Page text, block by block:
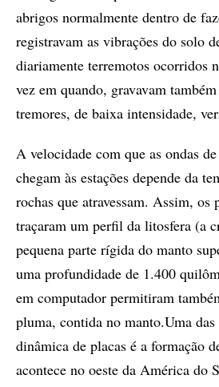
abrigos normalmente dentro de
registravam as vibrações do solo
diariamente terremotos ocorridos
vez em quando, gravavam
tremores, de baixa intensidade,
A velocidade com que as ondas
chegam às estações depende da
rochas que atravessam. Assim, os
traçaram um perfil da litosfera (a
pequena parte rígida do manto
uma profundidade de 1.400
em computador permitiram
pluma, contida no manto.Uma das
dinâmica de placas é a formação
acontece no oeste da América do